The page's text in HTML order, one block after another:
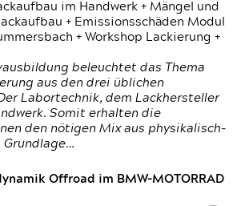
im Handwerk + Mängel und
+ Emissionsschäden Modul
+ Workshop Lackierung +
beleuchtet das Thema
aus den drei üblichen
Labortechnik, dem Lackhersteller
Somit erhalten die
den nötigen Mix aus physikalisch-
Grundlage…
Offroad im BMW-MOTORRAD